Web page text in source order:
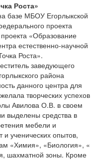
Роста»
базе МБОУ Егорлыкской
проекта
«Образование
естественно-научной
Роста».
заведующего
района
данного центра для
творческих успехов
Авилова О.В. в своем
выделены средства в
мебели и
ученических опытов,
«Химия», «Биология», «
шахматной зоны. Кроме